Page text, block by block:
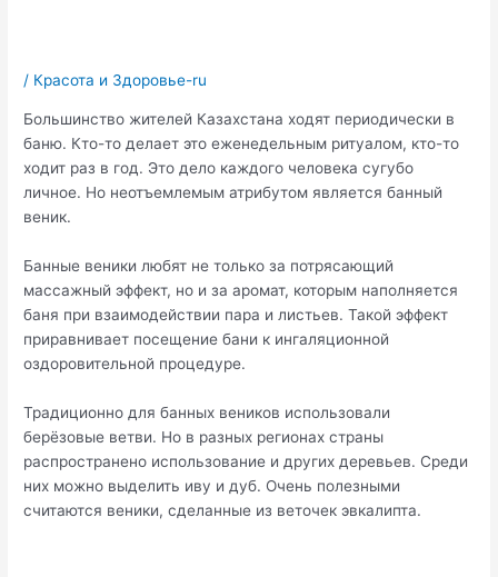
/ Красота и Здоровье-ru
Большинство жителей Казахстана ходят периодически в
баню. Кто-то делает это еженедельным ритуалом, кто-то
ходит раз в год. Это дело каждого человека сугубо
личное. Но неотъемлемым атрибутом является банный
веник.
Банные веники любят не только за потрясающий
массажный эффект, но и за аромат, которым наполняется
баня при взаимодействии пара и листьев. Такой эффект
приравнивает посещение бани к ингаляционной
оздоровительной процедуре.
Традиционно для банных веников использовали
берёзовые ветви. Но в разных регионах страны
распространено использование и других деревьев. Среди
них можно выделить иву и дуб. Очень полезными
считаются веники, сделанные из веточек эвкалипта.